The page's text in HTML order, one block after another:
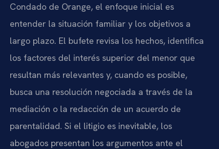
Condado de Orange, el enfoque inicial es
entender la situación familiar y los objetivos a
largo plazo. El bufete revisa los hechos, identifica
los factores del interés superior del menor que
resultan más relevantes y, cuando es posible,
busca una resolución negociada a través de la
mediación o la redacción de un acuerdo de
parentalidad. Si el litigio es inevitable, los
abogados presentan los argumentos ante el